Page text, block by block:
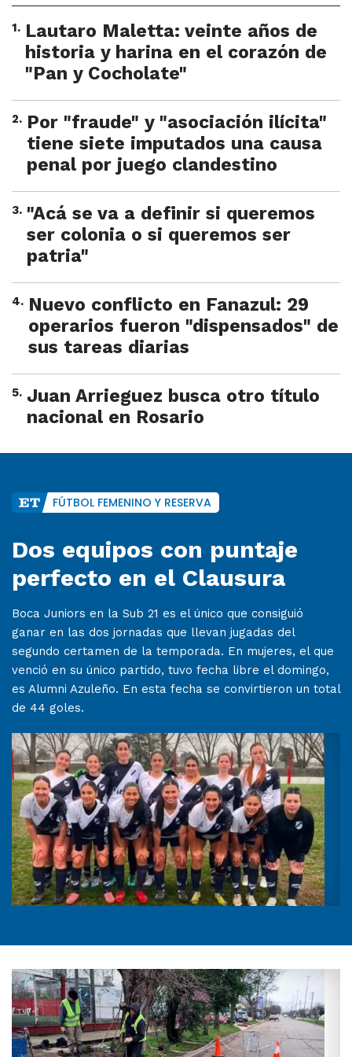
1. Lautaro Maletta: veinte años de
historia y harina en el corazón de
"Pan y Cocholate"
2. Por "fraude" y "asociación ilícita"
tiene siete imputados una causa
penal por juego clandestino
3. "Acá se va a definir si queremos
ser colonia o si queremos ser
patria"
4. Nuevo conflicto en Fanazul: 29
operarios fueron "dispensados" de
sus tareas diarias
5. Juan Arrieguez busca otro título
nacional en Rosario
FÚTBOL FEMENINO Y RESERVA
Dos equipos con puntaje
perfecto en el Clausura
Boca Juniors en la Sub 21 es el único que consiguió
ganar en las dos jornadas que llevan jugadas del
segundo certamen de la temporada. En mujeres, el que
venció en su único partido, tuvo fecha libre el domingo,
es Alumni Azuleño. En esta fecha se convirtieron un total
de 44 goles.